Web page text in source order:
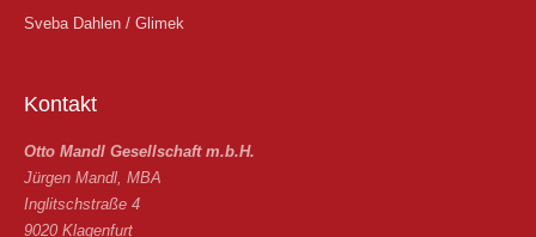
Sveba Dahlen / Glimek
Kontakt
Otto Mandl Gesellschaft m.b.H.
Jürgen Mandl, MBA
Inglitschstraße 4
9020 Klagenfurt